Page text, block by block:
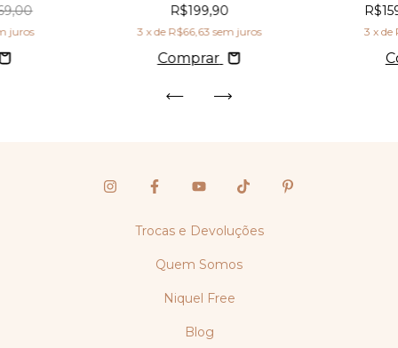
juros
R$199,90
3 x de R$66,63 sem juros
Comprar
3 x de
Trocas e Devoluções
Quem Somos
Niquel Free
Blog